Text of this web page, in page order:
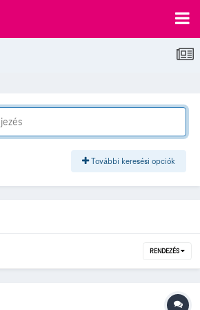
További keresési opciók
RENDEZÉS